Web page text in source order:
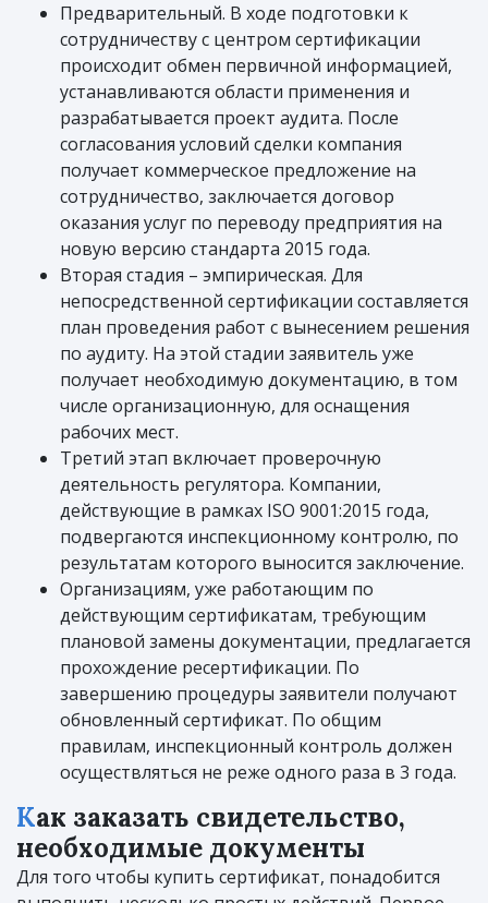
Предварительный. В ходе подготовки к
сотрудничеству с центром сертификации
происходит обмен первичной информацией,
устанавливаются области применения и
разрабатывается проект аудита. После
согласования условий сделки компания
получает коммерческое предложение на
сотрудничество, заключается договор
оказания услуг по переводу предприятия на
новую версию стандарта 2015 года.
Вторая стадия – эмпирическая. Для
непосредственной сертификации составляется
план проведения работ с вынесением решения
по аудиту. На этой стадии заявитель уже
получает необходимую документацию, в том
числе организационную, для оснащения
рабочих мест.
Третий этап включает проверочную
деятельность регулятора. Компании,
действующие в рамках ISO 9001:2015 года,
подвергаются инспекционному контролю, по
результатам которого выносится заключение.
Организациям, уже работающим по
действующим сертификатам, требующим
плановой замены документации, предлагается
прохождение ресертификации. По
завершению процедуры заявители получают
обновленный сертификат. По общим
правилам, инспекционный контроль должен
осуществляться не реже одного раза в 3 года.
Как заказать свидетельство,
необходимые документы
Для того чтобы купить сертификат, понадобится